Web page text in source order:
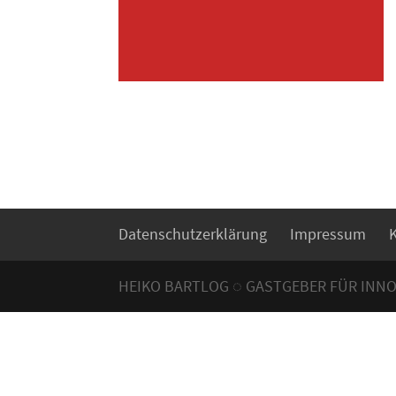
Datenschutzerklärung Impressum
HEIKO BARTLOG ◌ GASTGEBER FÜR